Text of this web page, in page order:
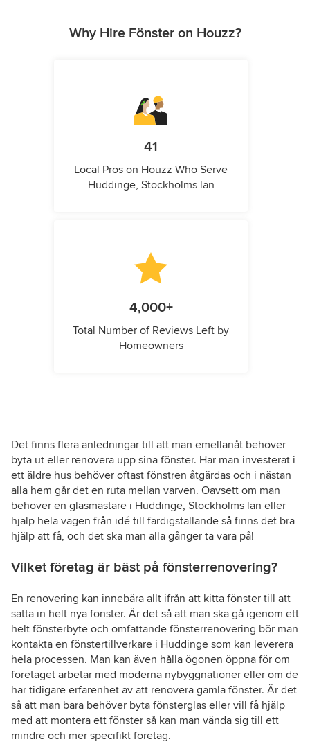
Why Hire Fönster on Houzz?
41
Local Pros on Houzz Who Serve
Huddinge, Stockholms län
4,000+
Total Number of Reviews Left by
Homeowners
Det finns flera anledningar till att man emellanåt behöver
byta ut eller renovera upp sina fönster. Har man investerat i
ett äldre hus behöver oftast fönstren åtgärdas och i nästan
alla hem går det en ruta mellan varven. Oavsett om man
behöver en glasmästare i Huddinge, Stockholms län eller
hjälp hela vägen från idé till färdigställande så finns det bra
hjälp att få, och det ska man alla gånger ta vara på!
Vilket företag är bäst på fönsterrenovering?
En renovering kan innebära allt ifrån att kitta fönster till att
sätta in helt nya fönster. Är det så att man ska gå igenom ett
helt fönsterbyte och omfattande fönsterrenovering bör man
kontakta en fönstertillverkare i Huddinge som kan leverera
hela processen. Man kan även hålla ögonen öppna för om
företaget arbetar med moderna nybyggnationer eller om de
har tidigare erfarenhet av att renovera gamla fönster. Är det
så att man bara behöver byta fönsterglas eller vill få hjälp
med att montera ett fönster så kan man vända sig till ett
mindre och mer specifikt företag.